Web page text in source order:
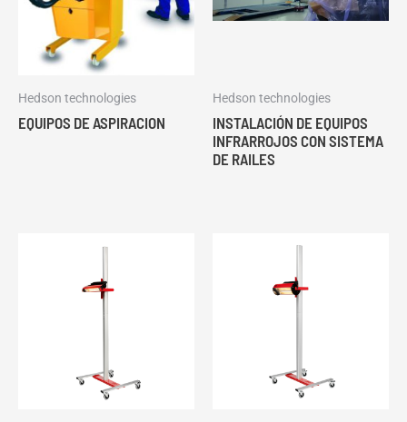
Hedson technologies
EQUIPOS DE ASPIRACION
Hedson technologies
INSTALACIÓN DE EQUIPOS
INFRARROJOS CON SISTEMA
DE RAILES